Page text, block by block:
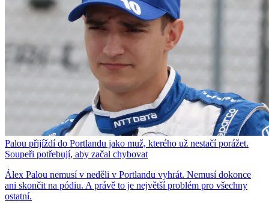
Palou přijíždí do Portlandu jako muž, kterého už nestačí porážet.
Soupeři potřebují, aby začal chybovat
Álex Palou nemusí v neděli v Portlandu vyhrát. Nemusí dokonce
ani skončit na pódiu. A právě to je největší problém pro všechny
ostatní.